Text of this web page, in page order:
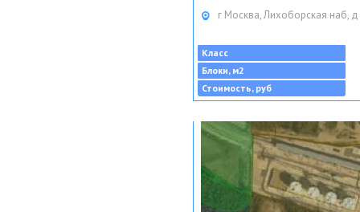
г Москва, Лихоборская наб,
Класс
Блоки, м2
Стоимость, руб